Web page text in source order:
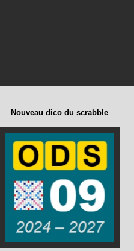
Nouveau dico du scrabble